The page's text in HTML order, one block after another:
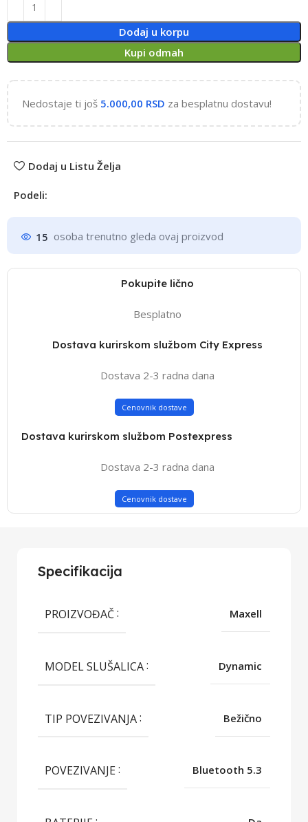
Dodaj u korpu
Kupi odmah
Nedostaje ti još 5.000,00 RSD za besplatnu dostavu!
Dodaj u Listu Želja
Podeli:
15 osoba trenutno gleda ovaj proizvod
Pokupite lično
Besplatno
Dostava kurirskom službom City Express
Dostava 2-3 radna dana
Cenovnik dostave
Dostava kurirskom službom Postexpress
Dostava 2-3 radna dana
Cenovnik dostave
Specifikacija
PROIZVOĐAČ Maxell
MODEL SLUŠALICA Dynamic
TIP POVEZIVANJA Bežično
POVEZIVANJE Bluetooth 5.3